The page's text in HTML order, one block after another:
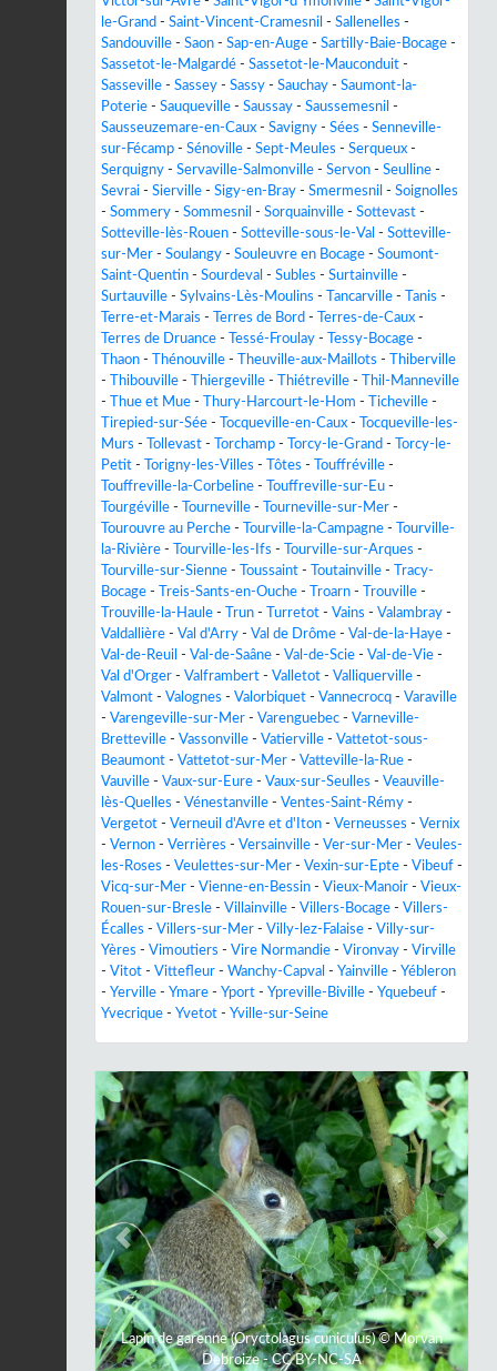
le-Grand - Saint-Vincent-Cramesnil - Sallenelles -
Sandouville - Saon - Sap-en-Auge - Sartilly-Baie-Bocage -
Sassetot-le-Malgardé - Sassetot-le-Mauconduit -
Sasseville - Sassey - Sassy - Sauchay - Saumont-la-
Poterie - Sauqueville - Saussay - Saussemesnil -
Sausseuzemare-en-Caux - Savigny - Sées - Senneville-
sur-Fécamp - Sénoville - Sept-Meules - Serqueux -
Serquigny - Servaville-Salmonville - Servon - Seulline -
Sevrai - Sierville - Sigy-en-Bray - Smermesnil - Soignolles
- Sommery - Sommesnil - Sorquainville - Sottevast -
Sotteville-lès-Rouen - Sotteville-sous-le-Val - Sotteville-
sur-Mer - Soulangy - Souleuvre en Bocage - Soumont-
Saint-Quentin - Sourdeval - Subles - Surtainville -
Surtauville - Sylvains-Lès-Moulins - Tancarville - Tanis -
Terre-et-Marais - Terres de Bord - Terres-de-Caux -
Terres de Druance - Tessé-Froulay - Tessy-Bocage -
Thaon - Thénouville - Theuville-aux-Maillots -
Thiberville
-
Thibouville - Thiergeville - Thiétreville -
Thil-Manneville
-
Thue et Mue - Thury-Harcourt-le-Hom - Ticheville -
Tirepied-sur-Sée - Tocqueville-en-Caux -
Tocqueville-les-
Murs - Tollevast - Torchamp - Torcy-le-Grand -
Torcy-le-
Petit - Torigny-les-Villes - Tôtes - Touffréville -
Touffreville-la-Corbeline - Touffreville-sur-Eu -
Tourgéville - Tourneville - Tourneville-sur-Mer -
Tourouvre au Perche - Tourville-la-Campagne -
Tourville-
la-Rivière - Tourville-les-Ifs - Tourville-sur-Arques -
Tourville-sur-Sienne - Toussaint - Toutainville -
Tracy-
Bocage - Treis-Sants-en-Ouche - Troarn - Trouville -
Trouville-la-Haule - Trun - Turretot - Vains - Valambray -
Valdallière - Val d'Arry - Val de Drôme - Val-de-la-Haye -
Val-de-Reuil - Val-de-Saâne - Val-de-Scie - Val-de-Vie -
Val d'Orger - Valframbert - Valletot - Valliquerville -
Valmont - Valognes - Valorbiquet - Vannecrocq - Varaville
- Varengeville-sur-Mer - Varenguebec - Varneville-
Bretteville - Vassonville - Vatierville - Vattetot-sous-
Beaumont - Vattetot-sur-Mer - Vatteville-la-Rue -
Vauville - Vaux-sur-Eure - Vaux-sur-Seulles - Veauville-
lès-Quelles - Vénestanville - Ventes-Saint-Rémy -
Vergetot - Verneuil d'Avre et d'Iton - Verneusses - Vernix
- Vernon - Verrières - Versainville - Ver-sur-Mer - Veules-
les-Roses - Veulettes-sur-Mer - Vexin-sur-Epte - Vibeuf -
Vicq-sur-Mer - Vienne-en-Bessin - Vieux-Manoir - Vieux-
Rouen-sur-Bresle - Villainville - Villers-Bocage - Villers-
Écalles - Villers-sur-Mer - Villy-lez-Falaise - Villy-sur-
Yères - Vimoutiers - Vire Normandie - Vironvay - Virville
- Vitot - Vittefleur - Wanchy-Capval - Yainville - Yébleron
- Yerville - Ymare - Yport - Ypreville-Biville - Yquebeuf -
Yvecrique - Yvetot - Yville-sur-Seine
Lapin de garenne (Oryctolagus cuniculus) © Morvan
Debroize - CC BY-NC-SA
Previous Next